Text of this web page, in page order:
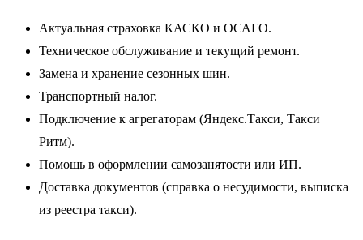
Актуальная страховка КАСКО и ОСАГО.
Техническое обслуживание и текущий ремонт.
Замена и хранение сезонных шин.
Транспортный налог.
Подключение к агрегаторам (Яндекс.Такси, Такси
Ритм).
Помощь в оформлении самозанятости или ИП.
Доставка документов (справка о несудимости, выписка
из реестра такси).